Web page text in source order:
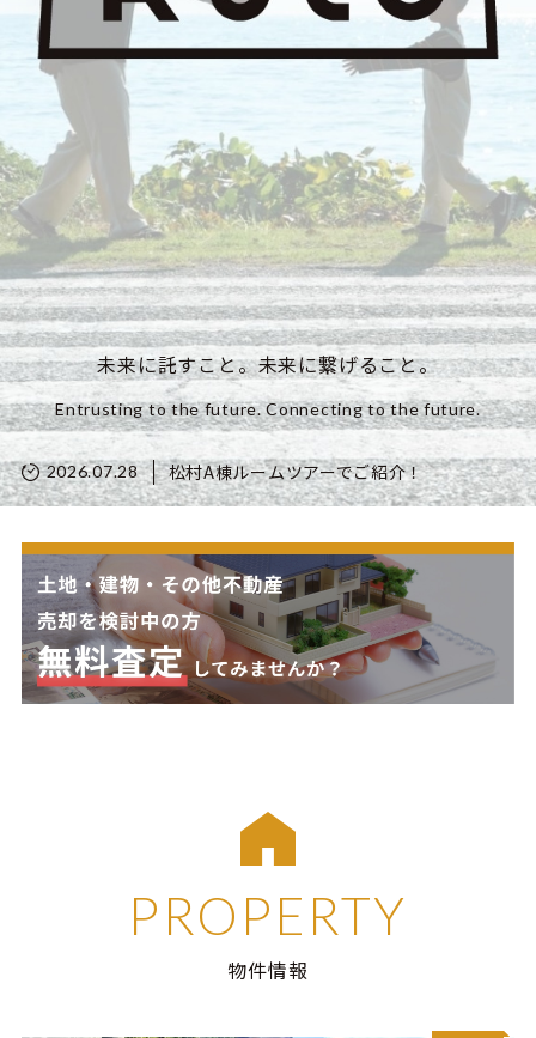
未来に託すこと。未来に繋げること。
Entrusting to the future. Connecting to the future.
2026.07.28 松村A棟ルームツアーでご紹介！
PROPERTY
物件情報